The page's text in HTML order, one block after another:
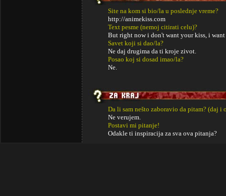
Site na kom si bio/la u poslednje vreme?
http://animekiss.com
Text pesme (nemoj citirati celu)?
But right now i don't want your kiss, i
Savet koji si dao/la?
Ne daj drugima da ti kroje zivot.
Posao koj si dosad imao/la?
Ne.
Da li sam nešto zaboravio da pitam? (daj i
Ne verujem.
Postavi mi pitanje!
Odakle ti inspiracija za sva ova pitanja?